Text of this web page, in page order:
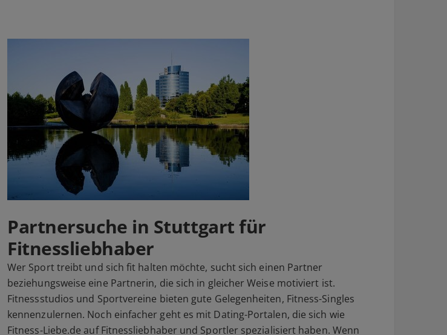
Partnersuche in Stuttgart für
Fitnessliebhaber
Wer Sport treibt und sich fit halten möchte, sucht sich einen Partner
beziehungsweise eine Partnerin, die sich in gleicher Weise motiviert ist.
Fitnessstudios und Sportvereine bieten gute Gelegenheiten, Fitness-Singles
kennenzulernen. Noch einfacher geht es mit Dating-Portalen, die sich wie
Fitness-Liebe.de auf Fitnessliebhaber und Sportler spezialisiert haben. Wenn